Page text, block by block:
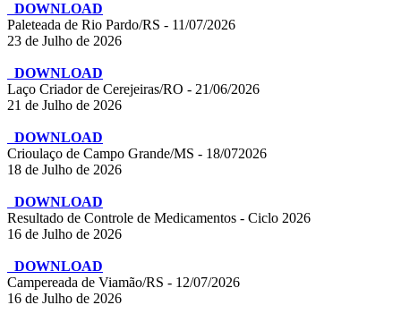
DOWNLOAD
Paleteada de Rio Pardo/RS - 11/07/2026
23 de Julho de 2026
DOWNLOAD
Laço Criador de Cerejeiras/RO - 21/06/2026
21 de Julho de 2026
DOWNLOAD
Crioulaço de Campo Grande/MS - 18/072026
18 de Julho de 2026
DOWNLOAD
Resultado de Controle de Medicamentos - Ciclo 2026
16 de Julho de 2026
DOWNLOAD
Campereada de Viamão/RS - 12/07/2026
16 de Julho de 2026